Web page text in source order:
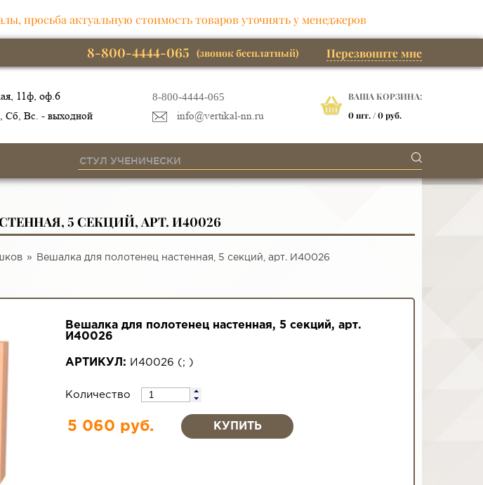
просьба актуальную стоимость товаров уточнять у менеджеров
8-800-4444-065 (звонок бесплатный) Перезвоните мне
11ф, оф.6
Сб, Вс. - выходной
8-800-4444-065
info@vertikal-nn.ru
ВАША КОРЗИНА:
0шт. /0 руб.
5 СЕКЦИЙ, АРТ. И40026
Вешалка для полотенец настенная, 5 секций, арт. И40026
Вешалка для полотенец настенная, 5 секций, арт.
И40026
АРТИКУЛ: И40026 ( ; )
Количество
5 060 руб.